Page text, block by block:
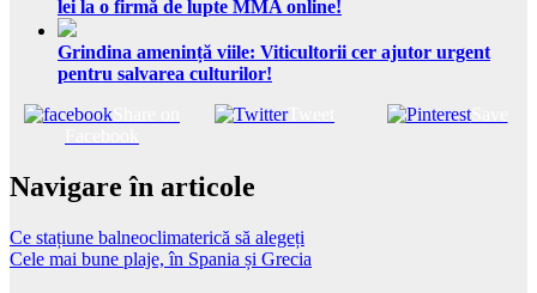
lei la o firmă de lupte MMA online!
Grindina amenință viile: Viticultorii cer ajutor urgent
pentru salvarea culturilor!
Tweet Save
Navigare în articole
Ce stațiune balneoclimaterică să alegeți
Cele mai bune plaje, în Spania și Grecia